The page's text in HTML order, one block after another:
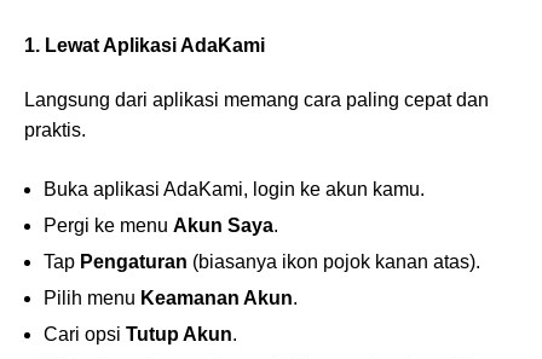
1. Lewat Aplikasi AdaKami
Langsung dari aplikasi memang cara paling cepat dan
praktis.
Buka aplikasi AdaKami, login ke akun kamu.
Pergi ke menu Akun Saya.
Tap Pengaturan (biasanya ikon pojok kanan atas).
Pilih menu Keamanan Akun.
Cari opsi Tutup Akun.